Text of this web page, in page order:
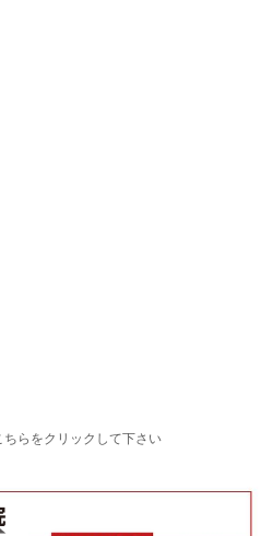
らをクリックして下さい